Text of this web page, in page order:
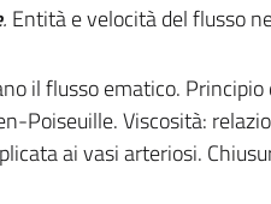
. Entità e velocità del flusso
il flusso ematico.
Poiseuille. Viscosità:
ai vasi arteriosi.